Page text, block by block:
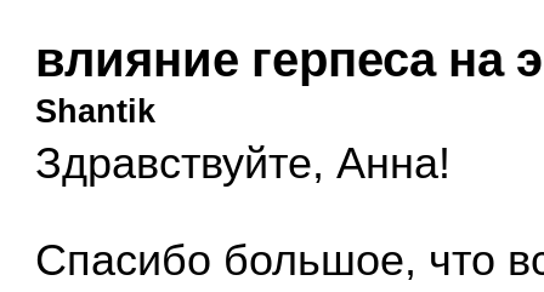
влияние герпеса на
Shantik
Здравствуйте, Анна!
Спасибо большое, что